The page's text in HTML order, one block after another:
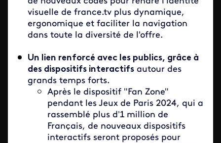
visuelle de france.tv plus dynamique,
ergonomique et faciliter la navigation
dans toute la diversité de l'offre.
Un lien renforcé avec les publics, grâce à
des dispositifs interactifs autour des
grands temps forts.
Après le dispositif "Fan Zone"
pendant les Jeux de Paris 2024, qui a
rassemblé plus d’1 million de
Français, de nouveaux dispositifs
interactifs seront proposés pour